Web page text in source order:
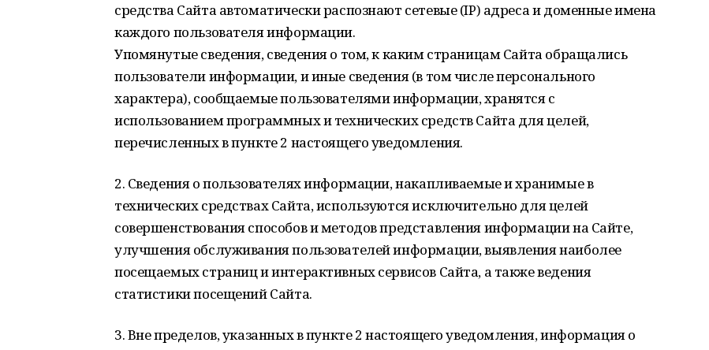
средства Сайта автоматически распознают сетевые (IP) адреса и доменные имена
каждого пользователя информации.
Упомянутые сведения, сведения о том, к каким страницам Сайта обращались
пользователи информации, и иные сведения (в том числе персонального
характера), сообщаемые пользователями информации, хранятся с
использованием программных и технических средств Сайта для целей,
перечисленных в пункте 2 настоящего уведомления.
2. Сведения о пользователях информации, накапливаемые и хранимые в
технических средствах Сайта, используются исключительно для целей
совершенствования способов и методов представления информации на Сайте,
улучшения обслуживания пользователей информации, выявления наиболее
посещаемых страниц и интерактивных сервисов Сайта, а также ведения
статистики посещений Сайта.
3. Вне пределов, указанных в пункте 2 настоящего уведомления, информация о